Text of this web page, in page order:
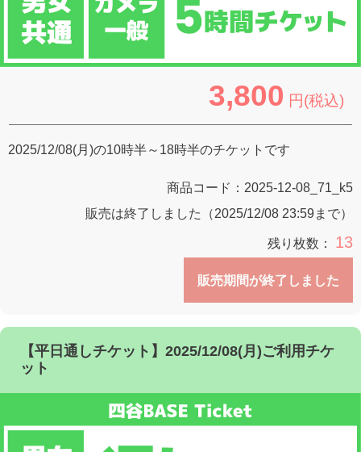
3,800 円(税込)
2025/12/08(月)の10時半～18時半のチケットです
商品コード： 2025-12-08_71_k5
販売は終了しました（2025/12/08 23:59まで）
残り枚数： 13
販売期間が終了しました
【平日通しチケット】2025/12/08(月)ご利用チケ
ット